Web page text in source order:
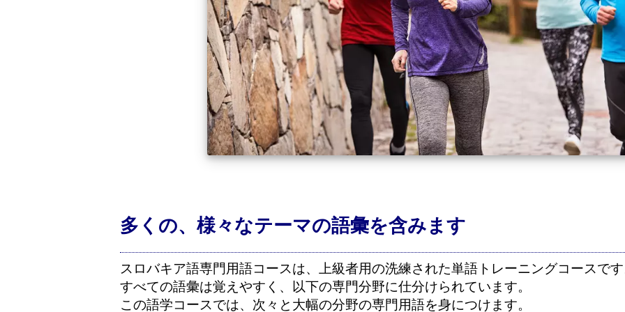
多くの、様々なテーマの語彙を含みます
スロバキア語専門用語コースは、上級者用の洗練された単語トレーニングコースで
すべての語彙は覚えやすく、以下の専門分野に仕分けられています。
この語学コースでは、次々と大幅の分野の専門用語を身につけます。